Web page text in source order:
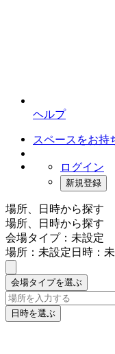
ヘルプ
スペースをお持
ログイン
新規登録
場所、日時から探す
場所、日時から探す
会場タイプ：未設定
場所：未設定日時：
会場タイプを選ぶ
日時を選ぶ